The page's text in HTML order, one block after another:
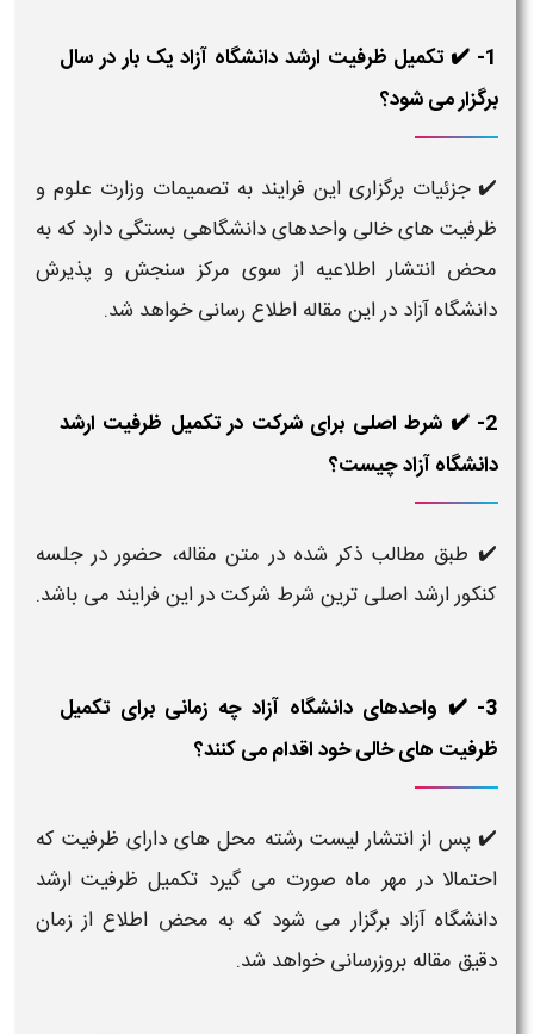
1- ✔️ تکمیل ظرفیت ارشد دانشگاه آزاد یک بار در سال
برگزار می شود؟
✔️جزئیات برگزاری این فرایند به تصمیمات وزارت علوم و
ظرفیت های خالی واحدهای دانشگاهی بستگی دارد که به
محض انتشار اطلاعیه از سوی مرکز سنجش و پذیرش
دانشگاه آزاد در این مقاله اطلاع رسانی خواهد شد.
2- ✔️ شرط اصلی برای شرکت در تکمیل ظرفیت ارشد
دانشگاه آزاد چیست؟
✔️ طبق مطالب ذکر شده در متن مقاله، حضور در جلسه
کنکور ارشد اصلی ترین شرط شرکت در این فرایند می باشد.
3- ✔️ واحدهای دانشگاه آزاد چه زمانی برای تکمیل
ظرفیت های خالی خود اقدام می کنند؟
✔️پس از انتشار لیست رشته محل های دارای ظرفیت که
احتمالا در مهر ماه صورت می گیرد تکمیل ظرفیت ارشد
دانشگاه آزاد برگزار می شود که به محض اطلاع از زمان
دقیق مقاله بروزرسانی خواهد شد.